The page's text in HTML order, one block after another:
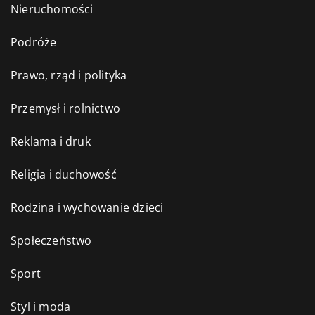
Nieruchomości
Podróże
Prawo, rząd i polityka
Przemysł i rolnictwo
Reklama i druk
Religia i duchowość
Rodzina i wychowanie dzieci
Społeczeństwo
Sport
Styl i moda